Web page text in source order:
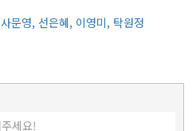
사문영, 선은혜, 이영미, 탁원정